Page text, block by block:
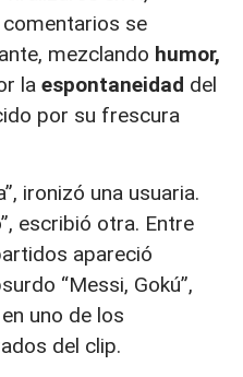
se
mezclando humor,
la espontaneidad del
por su frescura
ironizó una usuaria.
escribió otra. Entre
apareció
“Messi, Gokú”,
uno de los
del clip.